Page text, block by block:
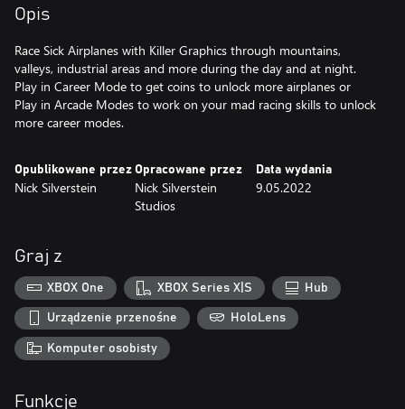
Opis
Race Sick Airplanes with Killer Graphics through mountains,
valleys, industrial areas and more during the day and at night.
Play in Career Mode to get coins to unlock more airplanes or
Play in Arcade Modes to work on your mad racing skills to unlock
more career modes.
Opublikowane przez
Nick Silverstein
Opracowane przez
Nick Silverstein
Studios
Data wydania
9.05.2022
Graj z
XBOX One XBOX Series X|S Hub
Urządzenie przenośne HoloLens
Komputer osobisty
Funkcje